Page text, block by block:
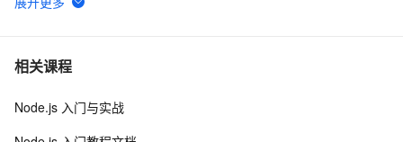
6 mac os x86 下 intel 无限驱动下载
7
8 mac下Android Studio 快捷键(持续更新)
相关课程
Node.js 入门与实战